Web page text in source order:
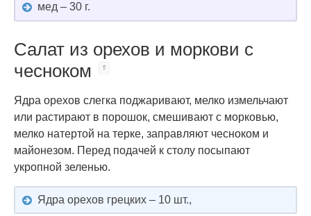
мед – 30 г.
Салат из орехов и моркови с
чесноком
Ядра орехов слегка поджаривают, мелко измельчают
или растирают в порошок, смешивают с морковью,
мелко натертой на терке, заправляют чесноком и
майонезом. Перед подачей к столу посыпают
укропной зеленью.
Ядра орехов грецких – 10 шт.,